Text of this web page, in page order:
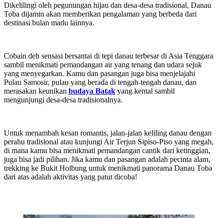
Dikelilingi oleh pegunungan hijau dan desa-desa tradisional, Danau
Toba dijamin akan memberikan pengalaman yang berbeda dari
destinasi bulan madu lainnya.
Cobain deh sensasi bersantai di tepi danau terbesar di Asia Tenggara
sambil menikmati pemandangan air yang tenang dan udara sejuk
yang menyegarkan. Kamu dan pasangan juga bisa menjelajahi
Pulau Samosir, pulau yang berada di tengah-tengah danau, dan
merasakan keunikan budaya Batak yang kental sambil
mengunjungi desa-desa tradisionalnya.
Untuk menambah kesan romantis, jalan-jalan keliling danau dengan
perahu tradisional atau kunjungi Air Terjun Sipiso-Piso yang megah,
di mana kamu bisa menikmati pemandangan cantik dari ketinggian,
juga bisa jadi pilihan. Jika kamu dan pasangan adalah pecinta alam,
trekking ke Bukit Holbung untuk menikmati panorama Danau Toba
dari atas adalah aktivitas yang patut dicoba!